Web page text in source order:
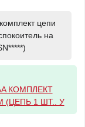
цепи
на
КОМПЛЕКТ
(ЦЕПЬ 1 ШТ.. У